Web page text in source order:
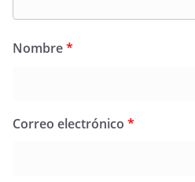
Nombre*
Correo electrónico *